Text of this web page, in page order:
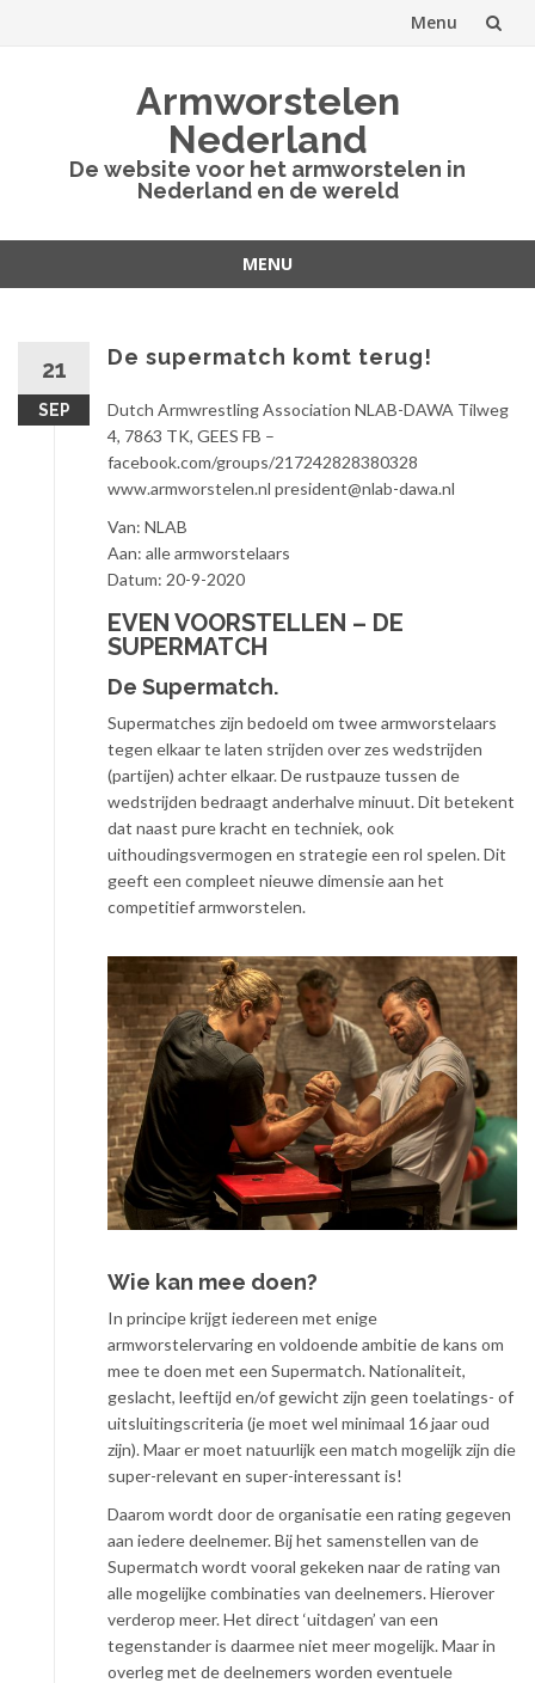
Menu
Armworstelen
Nederland
De website voor het armworstelen in
Nederland en de wereld
MENU
21
SEP
De supermatch komt terug!
Dutch Armwrestling Association NLAB-DAWA Tilweg
4, 7863 TK, GEES FB –
facebook.com/groups/217242828380328
www.armworstelen.nl president@nlab-dawa.nl
Van: NLAB
Aan: alle armworstelaars
Datum: 20-9-2020
EVEN VOORSTELLEN – DE
SUPERMATCH
De Supermatch.
Supermatches zijn bedoeld om twee armworstelaars
tegen elkaar te laten strijden over zes wedstrijden
(partijen) achter elkaar. De rustpauze tussen de
wedstrijden bedraagt anderhalve minuut. Dit betekent
dat naast pure kracht en techniek, ook
uithoudingsvermogen en strategie een rol spelen. Dit
geeft een compleet nieuwe dimensie aan het
competitief armworstelen.
Wie kan mee doen?
In principe krijgt iedereen met enige
armworstelervaring en voldoende ambitie de kans om
mee te doen met een Supermatch. Nationaliteit,
geslacht, leeftijd en/of gewicht zijn geen toelatings- of
uitsluitingscriteria (je moet wel minimaal 16 jaar oud
zijn). Maar er moet natuurlijk een match mogelijk zijn die
super-relevant en super-interessant is!
Daarom wordt door de organisatie een rating gegeven
aan iedere deelnemer. Bij het samenstellen van de
Supermatch wordt vooral gekeken naar de rating van
alle mogelijke combinaties van deelnemers. Hierover
verderop meer. Het direct ‘uitdagen’ van een
tegenstander is daarmee niet meer mogelijk. Maar in
overleg met de deelnemers worden eventuele